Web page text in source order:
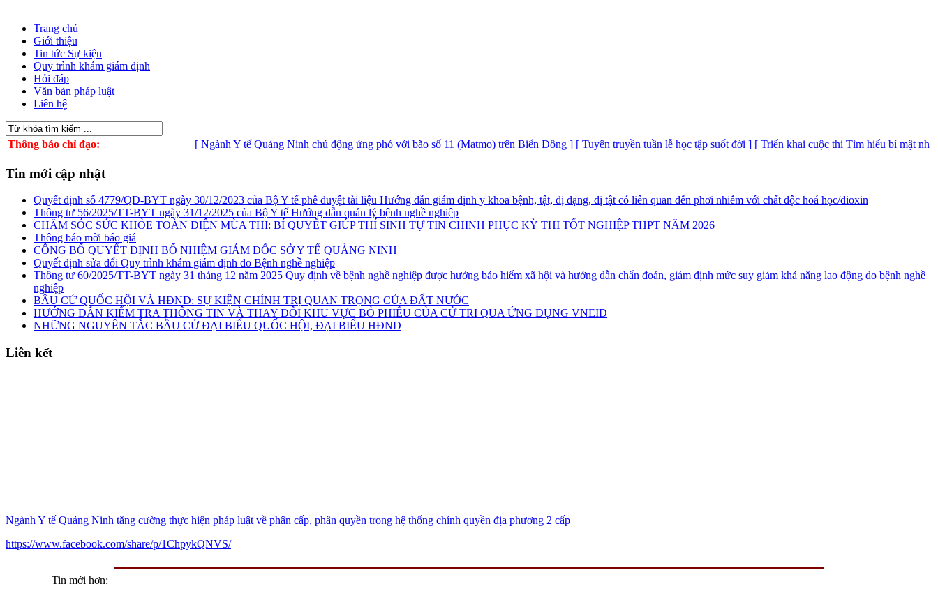
Trang chủ
Giới thiệu
Tin tức Sự kiện
Quy trình khám giám định
Hỏi đáp
Văn bản pháp luật
Liên hệ
Thông báo chỉ đạo: [ Ngành Y tế Quảng Ninh chủ động ứng phó với bão số 11 (Matmo) trên Biển Đông ] [ Tuyên truyền tuần lễ học tập suốt đời ] [ Triển khai cuộc thi Tìm hiểu bí mật nhà
Tin mới cập nhật
Quyết định số 4779/QĐ-BYT ngày 30/12/2023 của Bộ Y tế phê duyệt tài liệu Hướng dẫn giám định y khoa bệnh, tật, dị dạng, dị tật có liên quan đến phơi nhiễm với chất độc hoá học/dioxin
Thông tư 56/2025/TT-BYT ngày 31/12/2025 của Bộ Y tế Hướng dẫn quản lý bệnh nghề nghiệp
CHĂM SÓC SỨC KHỎE TOÀN DIỆN MÙA THI: BÍ QUYẾT GIÚP THÍ SINH TỰ TIN CHINH PHỤC KỲ THI TỐT NGHIỆP THPT NĂM 2026
Thông báo mời báo giá
CÔNG BỐ QUYẾT ĐỊNH BỔ NHIỆM GIÁM ĐỐC SỞ Y TẾ QUẢNG NINH
Quyết định sửa đổi Quy trình khám giám định do Bệnh nghề nghiệp
Thông tư 60/2025/TT-BYT ngày 31 tháng 12 năm 2025 Quy định về bệnh nghề nghiệp được hưởng bảo hiểm xã hội và hướng dẫn chẩn đoán, giám định mức suy giảm khả năng lao động do bệnh nghề
nghiệp
BẦU CỬ QUỐC HỘI VÀ HĐND: SỰ KIỆN CHÍNH TRỊ QUAN TRỌNG CỦA ĐẤT NƯỚC
HƯỚNG DẪN KIỂM TRA THÔNG TIN VÀ THAY ĐỔI KHU VỰC BỎ PHIẾU CỦA CỬ TRI QUA ỨNG DỤNG VNEID
NHỮNG NGUYÊN TẮC BẦU CỬ ĐẠI BIỂU QUỐC HỘI, ĐẠI BIỂU HĐND
Liên kết
Ngành Y tế Quảng Ninh tăng cường thực hiện pháp luật về phân cấp, phân quyền trong hệ thống chính quyền địa phương 2 cấp
https://www.facebook.com/share/p/1ChpykQNVS/
Tin mới hơn: